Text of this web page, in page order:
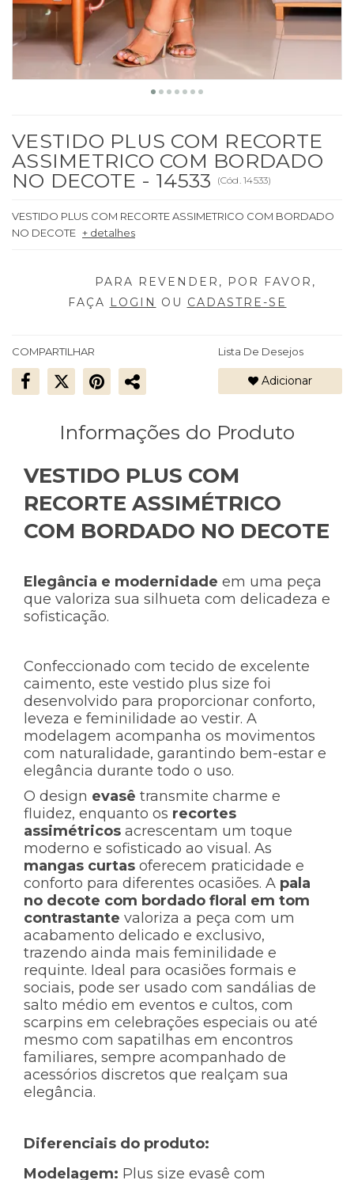
VESTIDO PLUS COM RECORTE
ASSIMETRICO COM BORDADO
NO DECOTE - 14533
(Cód. 14533)
VESTIDO PLUS COM RECORTE ASSIMETRICO COM BORDADO
NO DECOTE + detalhes
FAÇA LOGIN OU CADASTRE-SE
COMPARTILHAR Lista De Desejos
Adicionar
Informações do Produto
VESTIDO PLUS COM
RECORTE ASSIMÉTRICO
COM BORDADO NO DECOTE
Elegância e modernidade em uma peça
que valoriza sua silhueta com delicadeza e
sofisticação.
Confeccionado com tecido de excelente
caimento, este vestido plus size foi
desenvolvido para proporcionar conforto,
leveza e feminilidade ao vestir. A
modelagem acompanha os movimentos
com naturalidade, garantindo bem-estar e
elegância durante todo o uso.
O design evasê transmite charme e
fluidez, enquanto os recortes
assimétricos acrescentam um toque
moderno e sofisticado ao visual. As
mangas curtas oferecem praticidade e
conforto para diferentes ocasiões. A pala
no decote com bordado floral em tom
contrastante valoriza a peça com um
acabamento delicado e exclusivo,
trazendo ainda mais feminilidade e
requinte. Ideal para ocasiões formais e
sociais, pode ser usado com sandálias de
salto médio em eventos e cultos, com
scarpins em celebrações especiais ou até
mesmo com sapatilhas em encontros
familiares, sempre acompanhado de
acessórios discretos que realçam sua
elegância.
Diferenciais do produto:
Modelagem: Plus size evasê com